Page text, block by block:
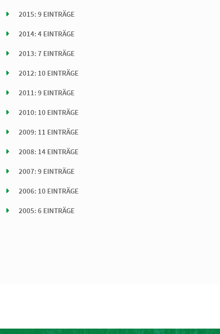
2015: 9 EINTRÄGE
2014: 4 EINTRÄGE
2013: 7 EINTRÄGE
2012: 10 EINTRÄGE
2011: 9 EINTRÄGE
2010: 10 EINTRÄGE
2009: 11 EINTRÄGE
2008: 14 EINTRÄGE
2007: 9 EINTRÄGE
2006: 10 EINTRÄGE
2005: 6 EINTRÄGE